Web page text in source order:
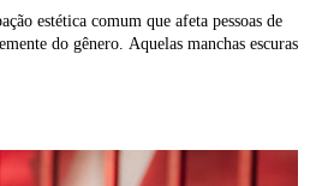
estética comum que afeta pessoas de
do gênero. Aquelas manchas escuras